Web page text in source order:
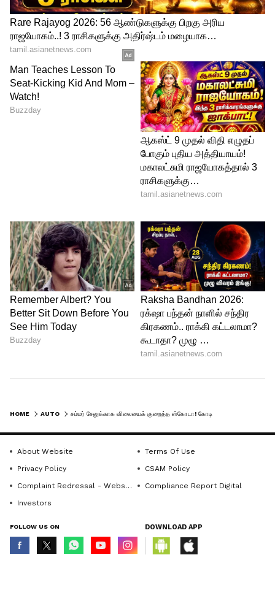
இன்ச் டிஜிட்டல் இன்ஸ்ட்ரூமென்ட் கிளஸ்டர்,
சுற்றுப்புற விளக்குகள், மூன்று விதமான
தட்பவெப்ப கட்டுப்பாடு, பனோரமிக்
சன்ரூஃப், ஹேண்ட்ஸ் ஃப்ரீ பார்க்கிங், முன்
மற்றும் பின்புற பார்க்கிங் சென்சார்கள்
ஆகியவை கோடியாக் எஸ்யூவியில் உள்ளன
வயர்லெஸ் ஆண்ட்ராய்டு ஆட்டோ மற்றும்
ஆப்பிள் கார்ப்ளே இணைப்பு, வயர்லெஸ்
சார்ஜிங் மற்றும் 12-ஸ்பீக்கர் சவுண்ட்
சிஸ்டம், ஒன்பது ஏர்பேக்குகள் போன்ற
இன்னும் பல வசதிகளும் உள்ளன.
HOME AUTO
About Website
Terms Of Use
Privacy Policy
CSAM Policy
Complaint Redressal - Website
Compliance Report Digital
Investors
FOLLOW US ON DOWNLOAD APP